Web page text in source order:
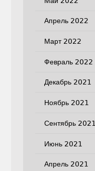
Апрель 2022
Март 2022
Февраль 2022
Декабрь 2021
Ноябрь 2021
Сентябрь 2021
Июнь 2021
Апрель 2021